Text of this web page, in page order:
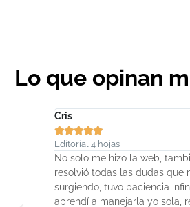
Lo que opinan
Cris

Editorial 4 hojas
No solo me hizo la web,
resolvió todas las dudas que
surgiendo, tuvo paciencia
aprendí a manejarla yo sola,